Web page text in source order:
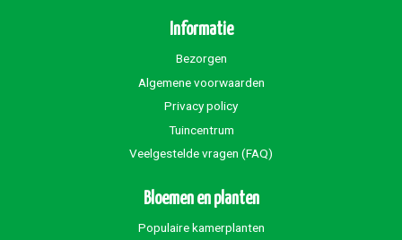
Informatie
Bezorgen
Algemene voorwaarden
Privacy policy
Tuincentrum
Veelgestelde vragen (FAQ)
Bloemen en planten
Populaire kamerplanten